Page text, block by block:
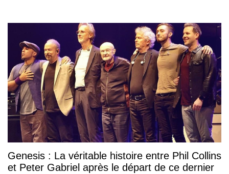
Genesis : La véritable histoire entre Phil Collins
et Peter Gabriel après le départ de ce dernier